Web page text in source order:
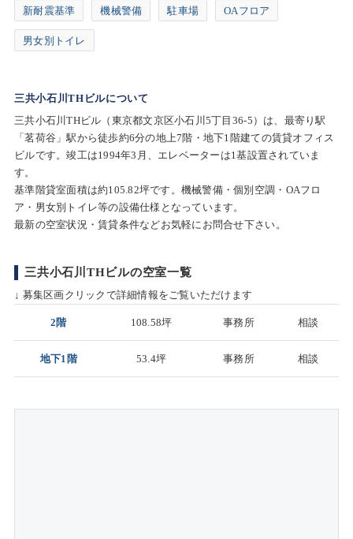
新耐震基準 機械警備 駐車場 OAフロア
男女別トイレ
三共小石川THビルについて
三共小石川THビル（東京都文京区小石川5丁目36-5）は、最寄り駅
「茗荷谷」駅から徒歩約6分の地上7階・地下1階建ての賃貸オフィス
ビルです。竣工は1994年3月、エレベーターは1基設置されていま
す。
基準階貸室面積は約105.82坪です。機械警備・個別空調・OAフロ
ア・男女別トイレ等の設備仕様となっています。
最新の空室状況・賃貸条件などお気軽にお問合せ下さい。
三共小石川THビルの空室一覧
↓ 募集区画クリックで詳細情報をご覧いただけます
2階 108.58坪 事務所 相談
地下1階 53.4坪 事務所 相談